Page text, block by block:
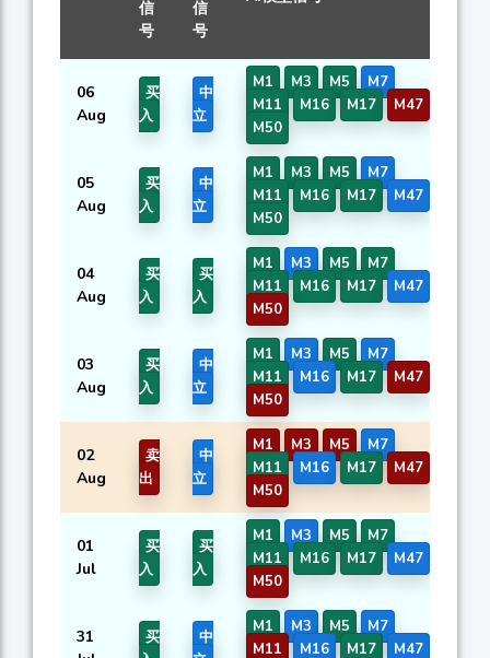
信
号
信
号
06
Aug
买
入
中
立
M1 M3 M5
M7
M11
M16 M17
M47
M50
05
Aug
买
入
中
立
M1 M3 M5
M7
M11
M16 M17
M47
M50
04
Aug
买
入
买
入
M1 M3 M5
M7
M11
M16 M17
M47
M50
03
Aug
买
入
中
立
M1 M3 M5
M7
M11
M16 M17
M47
M50
02
Aug
卖
出
中
立
M1 M3 M5
M7
M11
M16 M17
M47
M50
01
Jul
买
入
买
入
M1 M3 M5
M7
M11
M16 M17
M47
M50
31
买
中
M1 M3 M5
M7
M11
M16 M17
M47